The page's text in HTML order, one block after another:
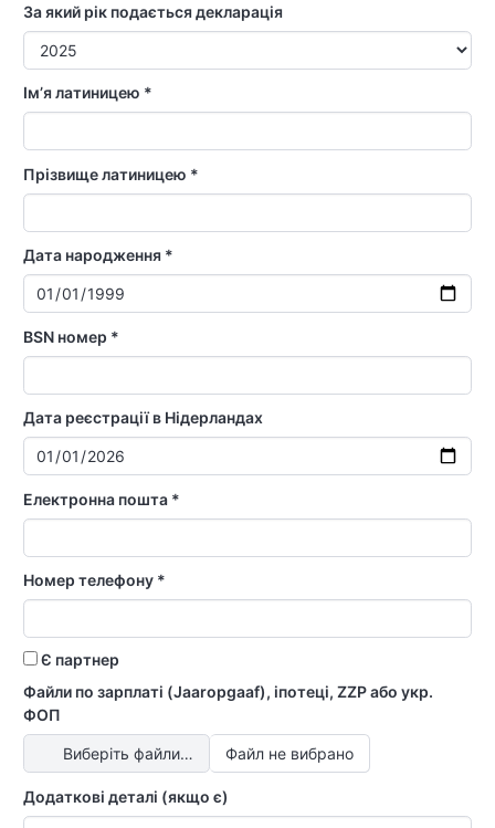
За який рік подається декларація
Імʼя латиницею *
Прізвище латиницею *
Дата народження *
BSN номер *
Дата реєстрації в Нідерландах
Електронна пошта *
Номер телефону *
Є партнер
Файли по зарплаті (Jaaropgaaf), іпотеці, ZZP або укр.
ФОП
Виберіть файли… Файл не вибрано
Додаткові деталі (якщо є)